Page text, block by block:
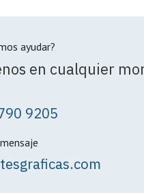
ayudar?
en cualquier
9205